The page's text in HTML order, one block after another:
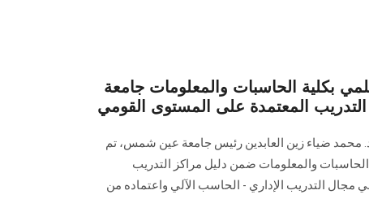
بكلية الحاسبات والمعلومات جامعة
المعتمدة على المستوى القومي
محمد ضياء زين العابدين رئيس جامعة عين شمس، تم
والمعلومات ضمن دليل مراكز التدريب
التدريب الإداري - الحاسب الآلي واعتماده من